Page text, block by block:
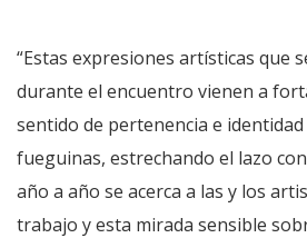
“Estas expresiones artísticas que
durante el encuentro vienen a
sentido de pertenencia e
fueguinas, estrechando el lazo
año a año se acerca a las y los
trabajo y esta mirada sensible